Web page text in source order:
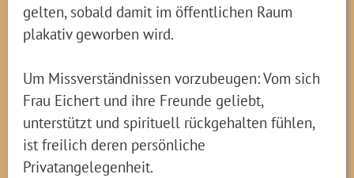
gelten, sobald damit im öffentlichen Raum
plakativ geworben wird.
Um Missverständnissen vorzubeugen: Vom sich
Frau Eichert und ihre Freunde geliebt,
unterstützt und spirituell rückgehalten fühlen,
ist freilich deren persönliche
Privatangelegenheit.